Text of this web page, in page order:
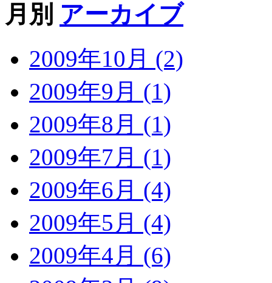
月別 アーカイブ
2009年10月 (2)
2009年9月 (1)
2009年8月 (1)
2009年7月 (1)
2009年6月 (4)
2009年5月 (4)
2009年4月 (6)